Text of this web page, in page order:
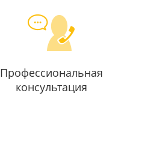
Профессиональная
консультация